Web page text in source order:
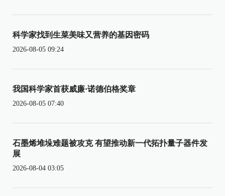
科学家找到生菜美味又营养的基因密码
2026-08-05 09:24
我国科学家首获威廉·诺德伯格奖章
2026-08-05 07:40
石墨烯堆垛难题被攻克 有望推动新一代拓扑量子器件发
展
2026-08-04 03:05